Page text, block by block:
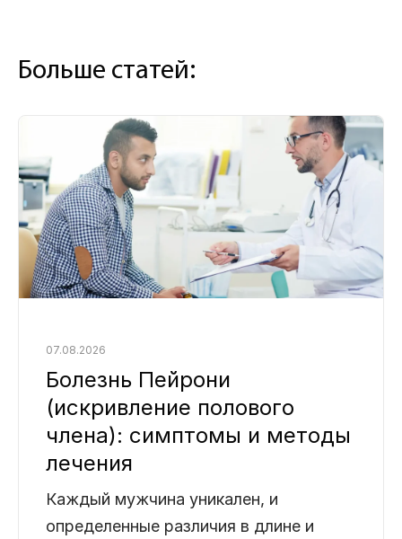
Больше статей:
Болезнь Пейрони
(искривление полового
члена): симптомы и методы
лечения
07.08.2026
Каждый мужчина уникален, и
определенные различия в длине и